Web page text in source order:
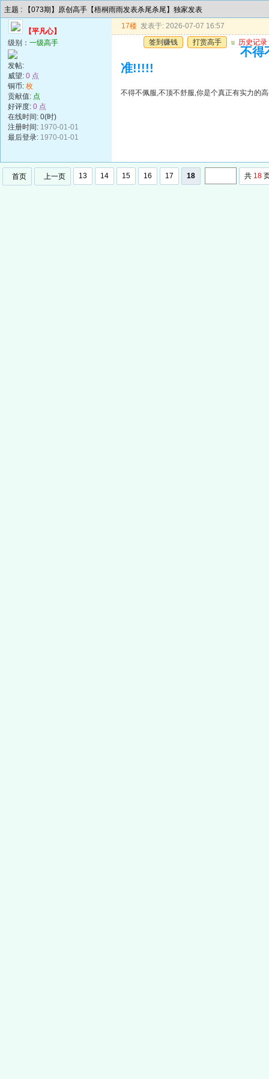
主题 : 【073期】原创高手【梧桐雨雨发表杀尾杀尾】独家发表
【平凡心】
级别： 一级高手
发帖:
威望: 0 点
铜币: 枚
贡献值: 点
好评度: 0 点
在线时间: 0(时)
注册时间: 1970-01-01
最后登录: 1970-01-01
17楼 发表于: 2026-07-07 16:57
签到赚钱
打赏高手 u 历史记录
不得
准!!!!!
不得不佩服,不顶不舒服,你是个真正有实力的
首页 上一页 13 14 15 16 17 18 共 18